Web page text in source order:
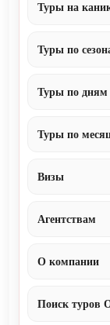
Туры на
Туры по
Туры по дням
Туры по
Визы
Агентствам
О компании
Поиск туров